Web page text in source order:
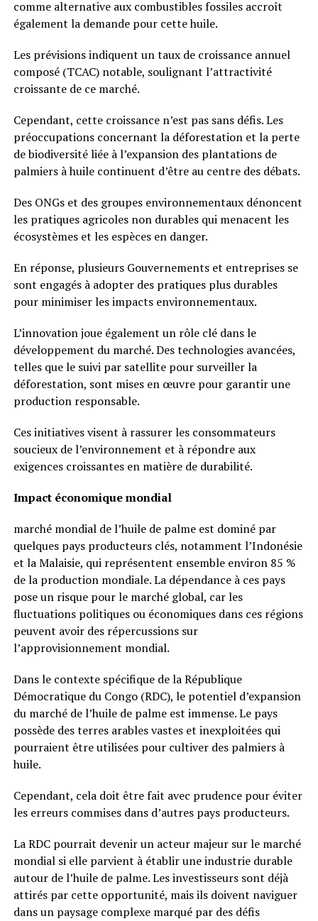
comme alternative aux combustibles fossiles accroît
également la demande pour cette huile.
Les prévisions indiquent un taux de croissance annuel
composé (TCAC) notable, soulignant l’attractivité
croissante de ce marché.
Cependant, cette croissance n’est pas sans défis. Les
préoccupations concernant la déforestation et la perte
de biodiversité liée à l’expansion des plantations de
palmiers à huile continuent d’être au centre des débats.
Des ONGs et des groupes environnementaux dénoncent
les pratiques agricoles non durables qui menacent les
écosystèmes et les espèces en danger.
En réponse, plusieurs Gouvernements et entreprises se
sont engagés à adopter des pratiques plus durables
pour minimiser les impacts environnementaux.
L’innovation joue également un rôle clé dans le
développement du marché. Des technologies avancées,
telles que le suivi par satellite pour surveiller la
déforestation, sont mises en œuvre pour garantir une
production responsable.
Ces initiatives visent à rassurer les consommateurs
soucieux de l’environnement et à répondre aux
exigences croissantes en matière de durabilité.
Impact économique mondial
marché mondial de l’huile de palme est dominé par
quelques pays producteurs clés, notamment l’Indonésie
et la Malaisie, qui représentent ensemble environ 85 %
de la production mondiale. La dépendance à ces pays
pose un risque pour le marché global, car les
fluctuations politiques ou économiques dans ces régions
peuvent avoir des répercussions sur
l’approvisionnement mondial.
Dans le contexte spécifique de la République
Démocratique du Congo (RDC), le potentiel d’expansion
du marché de l’huile de palme est immense. Le pays
possède des terres arables vastes et inexploitées qui
pourraient être utilisées pour cultiver des palmiers à
huile.
Cependant, cela doit être fait avec prudence pour éviter
les erreurs commises dans d’autres pays producteurs.
La RDC pourrait devenir un acteur majeur sur le marché
mondial si elle parvient à établir une industrie durable
autour de l’huile de palme. Les investisseurs sont déjà
attirés par cette opportunité, mais ils doivent naviguer
dans un paysage complexe marqué par des défis